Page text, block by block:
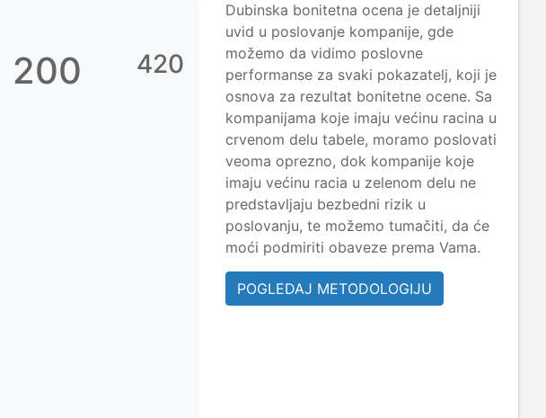
200 420
Dubinska bonitetna ocena je detaljniji
uvid u poslovanje kompanije, gde
možemo da vidimo poslovne
performanse za svaki pokazatelj, koji je
osnova za rezultat bonitetne ocene. Sa
kompanijama koje imaju većinu racina u
crvenom delu tabele, moramo poslovati
veoma oprezno, dok kompanije koje
imaju većinu racia u zelenom delu ne
predstavljaju bezbedni rizik u
poslovanju, te možemo tumačiti, da će
moći podmiriti obaveze prema Vama.
POGLEDAJ METODOLOGIJU